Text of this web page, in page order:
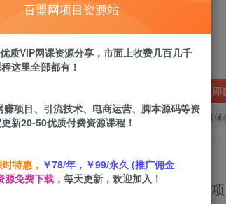
永久会员免费
立
您当前未登录！建议登陆后购买，可保
时间去深耕一个赛道可是还没做多久
百盟网项目资源站
质VIP网课资源分享，市面上收费几百几千
这里全部都有！
赚项目、引流技术、电商运营、脚本源码等资
新20-50优质付费资源课程！
特惠， ￥78/年，￥99/永久 (推广佣金
源免费下载， 每天更新，欢迎加入！